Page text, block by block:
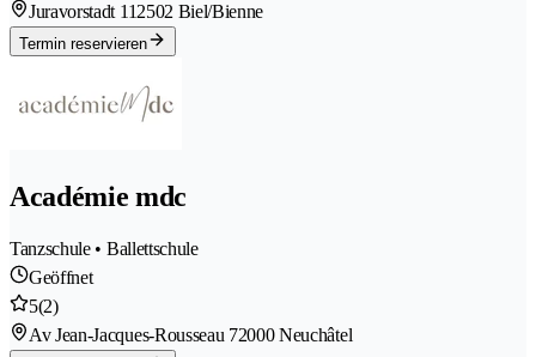
Juravorstadt 112502 Biel/Bienne
Termin reservieren
Académie mdc
Tanzschule • Ballettschule
Geöffnet
5(2)
Av Jean-Jacques-Rousseau 72000 Neuchâtel